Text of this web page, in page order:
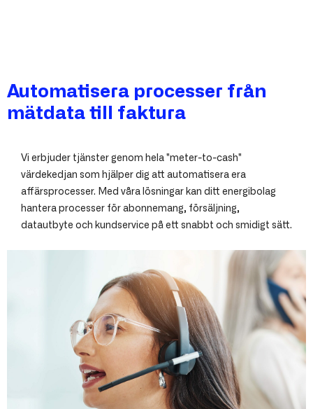
Automatisera processer från
mätdata till faktura
Vi erbjuder tjänster genom hela "meter-to-cash"
värdekedjan som hjälper dig att automatisera era
affärsprocesser. Med våra lösningar kan ditt energibolag
hantera processer för abonnemang, försäljning,
datautbyte och kundservice på ett snabbt och smidigt sätt.